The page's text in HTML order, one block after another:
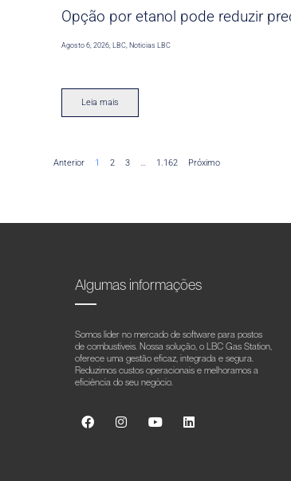
Opção por etanol pode reduzir
Agosto 6, 2026 ,LBC Noticias LBC
Leia mais
Anterior 1 2 3 … 1.162 Próximo
Algumas informações
Somos líder no mercado de software para postos
de combustíveis. Nossa solução, o LBC Gas Station,
oferece uma gestão eficaz, integrada e segura.
Reduzimos custos operacionais e melhoramos a
eficiência do seu negócio.